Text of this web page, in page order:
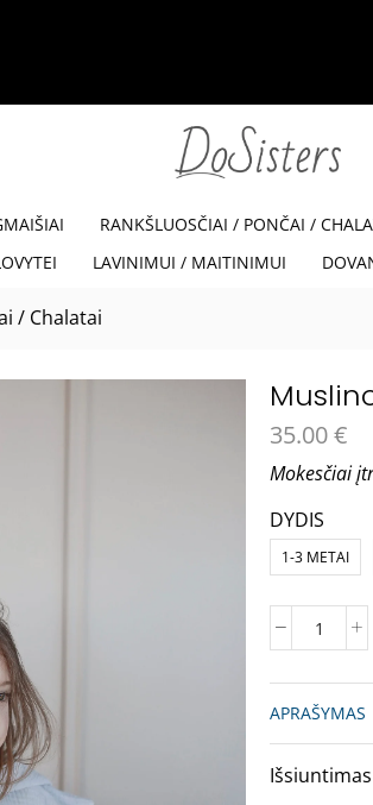
RANKŠLUOSČIAI / PONČAI /
LAVINIMUI / MAITINIMUI
/ Chalatai
35.00€
Mokesčiai
DYDIS
1-3 METAI
APRAŠYMAS